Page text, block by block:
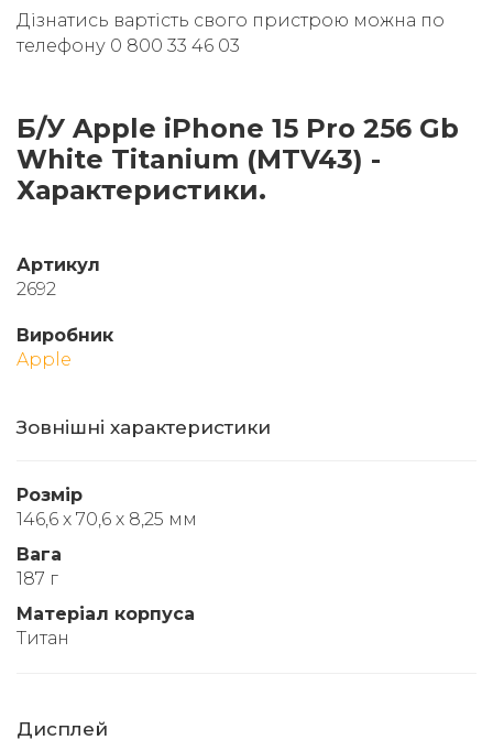
Дізнатись вартість свого пристрою можна по
телефону 0 800 33 46 03
Б/У Apple iPhone 15 Pro 256 Gb
White Titanium (MTV43) -
Характеристики.
Артикул
2692
Виробник
Apple
Зовнішні характеристики
Розмір
146,6 х 70,6 х 8,25 мм
Вага
187 г
Матеріал корпуса
Титан
Дисплей